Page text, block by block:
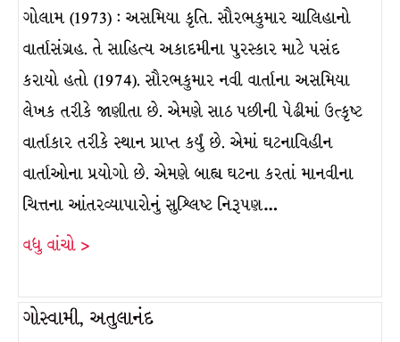
ગોલામ (1973) : અસમિયા કૃતિ. સૌરભકુમાર ચાલિહાનો
વાર્તાસંગ્રહ. તે સાહિત્ય અકાદમીના પુરસ્કાર માટે પસંદ
કરાયો હતો (1974). સૌરભકુમાર નવી વાર્તાના અસમિયા
લેખક તરીકે જાણીતા છે. એમણે સાઠ પછીની પેઢીમાં ઉત્કૃષ્ટ
વાર્તાકાર તરીકે સ્થાન પ્રાપ્ત કર્યું છે. એમાં ઘટનાવિહીન
વાર્તાઓના પ્રયોગો છે. એમણે બાહ્ય ઘટના કરતાં માનવીના
ચિત્તના આંતરવ્યાપારોનું સુશ્લિષ્ટ નિરૂપણ…
વધુ વાંચો >
ગોસ્વામી, અતુલાનંદ